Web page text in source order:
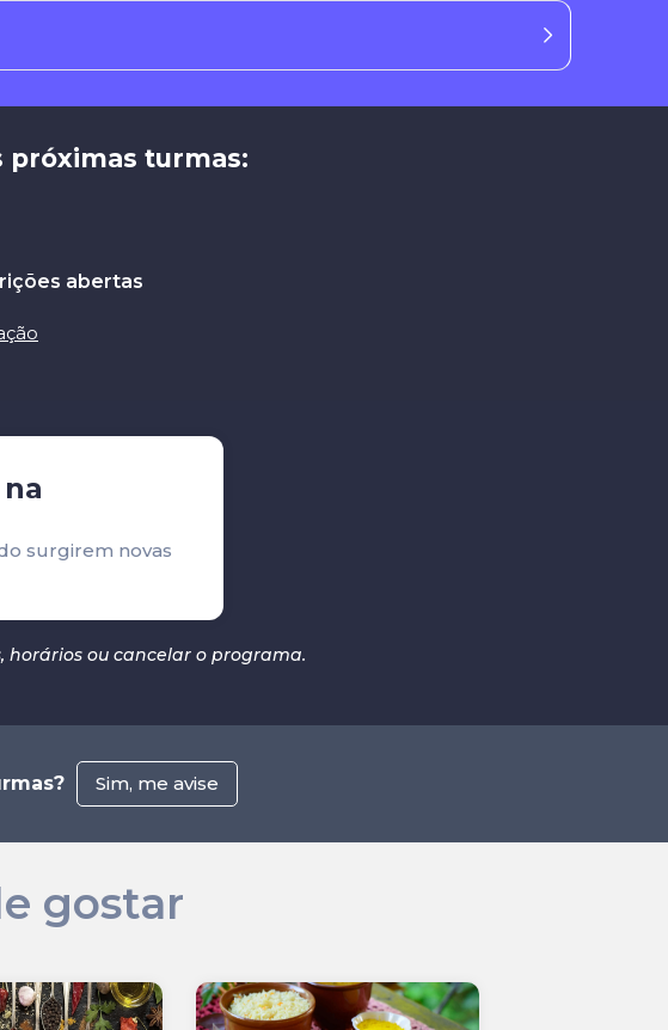
próximas turmas:
abertas
surgirem novas
horários ou cancelar o programa.
Sim, me avise
gostar